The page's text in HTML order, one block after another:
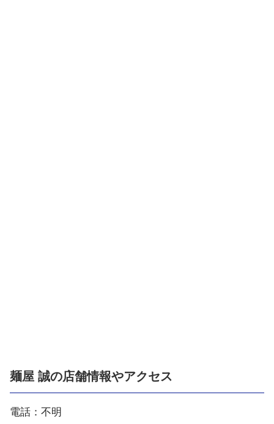
麺屋 誠の店舗情報やアクセス
電話：不明